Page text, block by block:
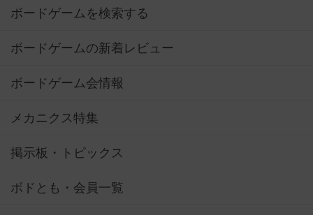
ボードゲームを検索する
ボードゲームの新着レビュー
ボードゲーム会情報
メカニクス特集
掲示板・トピックス
ボドとも・会員一覧